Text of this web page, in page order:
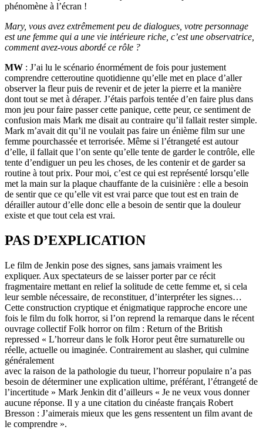
phénomène à l’écran !
Mary, vous avez extrêmement peu de dialogues, votre personnage
est une femme qui a une vie intérieure riche, c’est une observatrice,
comment avez-vous abordé ce rôle ?
MW : J’ai lu le scénario énormément de fois pour justement
comprendre cetteroutine quotidienne qu’elle met en place d’aller
observer la fleur puis de revenir et de jeter la pierre et la manière
dont tout se met à déraper. J’étais parfois tentée d’en faire plus dans
mon jeu pour faire passer cette panique, cette peur, ce sentiment de
confusion mais Mark me disait au contraire qu’il fallait rester simple.
Mark m’avait dit qu’il ne voulait pas faire un énième film sur une
femme pourchassée et terrorisée. Même si l’étrangeté est autour
d’elle, il fallait que l’on sente qu’elle tente de garder le contrôle, elle
tente d’endiguer un peu les choses, de les contenir et de garder sa
routine à tout prix. Pour moi, c’est ce qui est représenté lorsqu’elle
met la main sur la plaque chauffante de la cuisinière : elle a besoin
de sentir que ce qu’elle vit est vrai parce que tout est en train de
dérailler autour d’elle donc elle a besoin de sentir que la douleur
existe et que tout cela est vrai.
PAS D’EXPLICATION
Le film de Jenkin pose des signes, sans jamais vraiment les
expliquer. Aux spectateurs de se laisser porter par ce récit
fragmentaire mettant en relief la solitude de cette femme et, si cela
leur semble nécessaire, de reconstituer, d’interpréter les signes…
Cette construction cryptique et énigmatique rapproche encore une
fois le film du folk horror, si l’on reprend la remarque dans le récent
ouvrage collectif Folk horror on film : Return of the British
repressed « L’horreur dans le folk Horor peut être surnaturelle ou
réelle, actuelle ou imaginée. Contrairement au slasher, qui culmine
généralement
avec la raison de la pathologie du tueur, l’horreur populaire n’a pas
besoin de déterminer une explication ultime, préférant, l’étrangeté de
l’incertitude » Mark Jenkin dit d’ailleurs « Je ne veux vous donner
aucune réponse. Il y a une citation du cinéaste français Robert
Bresson : J’aimerais mieux que les gens ressentent un film avant de
le comprendre ».